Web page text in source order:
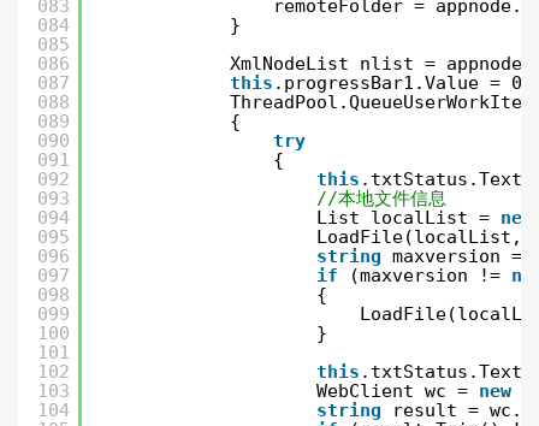
083
084
085
086
087
088
089
090
091
092
093
094
095
096
097
098
099
100
101
102
103
104
remoteFolder =
}
XmlNodeList nlist =
this .progressBar1.Value = 0;
{
try
{
this .txtStatus.Text
//本地文件信息
List localList = new
LoadFile(localList,
string maxversion =
if
(maxversion !=
{
}
this .txtStatus.Text
WebClient wc = new
string
result =